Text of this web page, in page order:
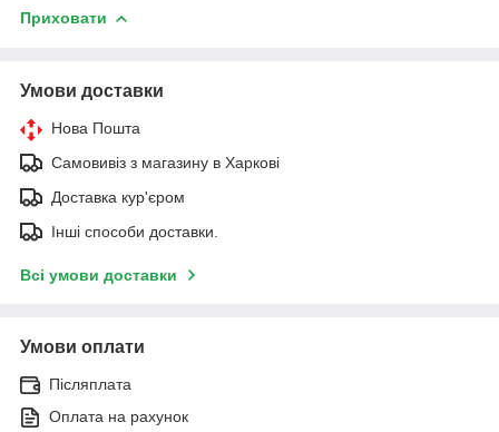
Приховати
Умови доставки
Нова Пошта
Самовивіз з магазину в Харкові
Доставка кур'єром
Інші способи доставки.
Всі умови доставки
Умови оплати
Післяплата
Оплата на рахунок